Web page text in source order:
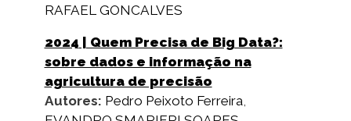
RAFAEL GONCALVES
2024 | Quem Precisa de Big Data?:
sobre dados e informação na
agricultura de precisão
Autores: Pedro Peixoto Ferreira,